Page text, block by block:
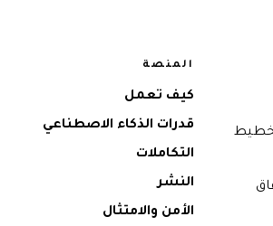
المنصة
كيف تعمل
قدرات الذكاء الاصطناعي
التكاملات
النشر
الأمن والامتثال